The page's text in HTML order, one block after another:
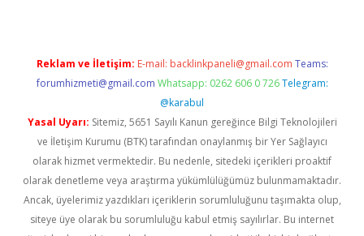
Reklam ve İletişim: E-mail: backlinkpaneli@gmail.com Teams:
forumhizmeti@gmail.com Whatsapp: 0262 606 0 726 Telegram:
@karabul
Yasal Uyarı: Sitemiz, 5651 Sayılı Kanun gereğince Bilgi Teknolojileri
ve İletişim Kurumu (BTK) tarafından onaylanmış bir Yer Sağlayıcı
olarak hizmet vermektedir. Bu nedenle, sitedeki içerikleri proaktif
olarak denetleme veya araştırma yükümlülüğümüz bulunmamaktadır.
Ancak, üyelerimiz yazdıkları içeriklerin sorumluluğunu taşımakta olup,
siteye üye olarak bu sorumluluğu kabul etmiş sayılırlar. Bu internet